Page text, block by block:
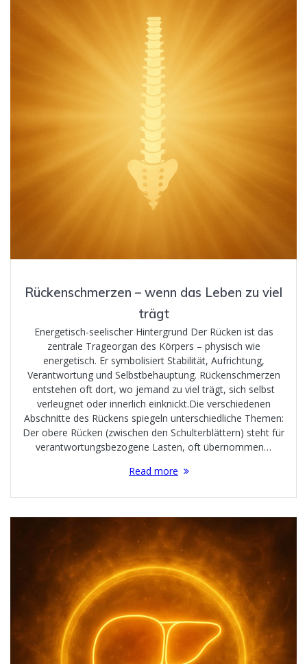
Rückenschmerzen – wenn das Leben zu viel
trägt
Energetisch-seelischer Hintergrund Der Rücken ist das
zentrale Trageorgan des Körpers – physisch wie
energetisch. Er symbolisiert Stabilität, Aufrichtung,
Verantwortung und Selbstbehauptung. Rückenschmerzen
entstehen oft dort, wo jemand zu viel trägt, sich selbst
verleugnet oder innerlich einknickt.Die verschiedenen
Abschnitte des Rückens spiegeln unterschiedliche Themen:
Der obere Rücken (zwischen den Schulterblättern) steht für
verantwortungsbezogene Lasten, oft übernommen…
Read more